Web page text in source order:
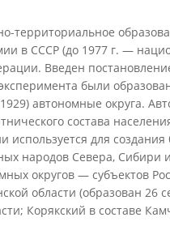
в СССР (до 1977 г. —
Введен
эксперимента были
автономные округа.
состава
для
народов Севера, Сибири
округов — субъектов
области (образован 26
Корякский в составе